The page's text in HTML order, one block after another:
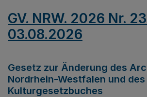
GV. NRW. 2026 Nr.
03.08.2026
Gesetz zur Änderung des
Nordrhein-Westfalen und des
Kulturgesetzbuches